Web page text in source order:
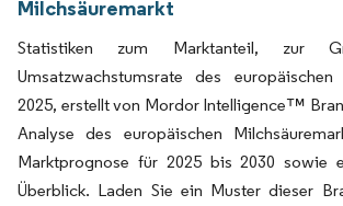
Milchsäuremarkt
Statistiken zum Marktanteil, zur
Umsatzwachstumsrate des europäischen
2025, erstellt von Mordor Intelligence™
Analyse des europäischen
Marktprognose für 2025 bis 2030 sowie
Überblick. Laden Sie ein Muster dieser